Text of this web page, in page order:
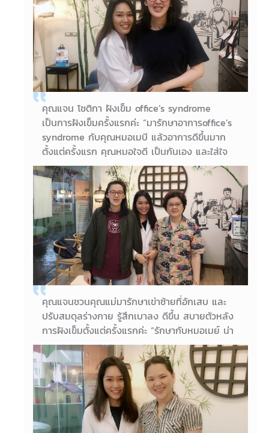
08/10/2018
คุณอุ้ม ศศินันท์ อายุ 22 นักศึกษา
คุณแจน โชติกา ฝังเข็ม office’s syndrome
เป็นการฝังเข็มครั้งแรกค่ะ “มารักษาอาการoffice’s
syndrome กับคุณหมอเมบี แล้วอาการดีขึ้นมาก
ตั้งแต่ครั้งแรก คุณหมอใจดี เป็นกันเอง และใส่ใจ
อาการ/ความรู้สึกคนไข้ มีการสอบถามตลอดว่าเจ็บ
หรือไม่ ประทับใจคุณหมอเมบีมากคะ ขอบคุณมากๆ
คะ :)”
06/10/2018
คุณแจน โชติกา
คุณแจนชวนคุณแม่มารักษาเข่าซ้ายที่อักเสบ และ
ปรับสมดุลร่างกาย รู้สึกเบาลง ดีขึ้น สบายตัวหลัง
การฝังเข็มตั้งแต่ครั้งแรกค่ะ “รักษากับหมอเมย์ น่า
รักมาก ให้คำแนะนำดี ตอบคำถามได้ทุกเรื่อง
อธิบายเหตุผลให้เข้าใจดี แมะมือแล้วบอกโรคได้ถูก
ต้อง ไม่น่าเชื่อ ดีมากค่ะ”
06/10/2018
คุณแม่ คุณแจน โชติกา